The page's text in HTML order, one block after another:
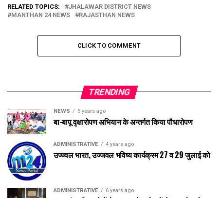
RELATED TOPICS:
JHALAWAR DISTRICT NEWS
MANTHAN 24 NEWS
RAJASTHAN NEWS
CLICK TO COMMENT
TRENDING
NEWS 5 years ago
बा-बापू वृक्षारोपण अभियान के अन्तर्गत किया पौधारोपण
ADMINISTRATIVE 4 years ago
उज्ज्वल भारत, उज्जवल भविष्य कार्यक्रम 27 व 29 जुलाई को
ADMINISTRATIVE 6 years ago